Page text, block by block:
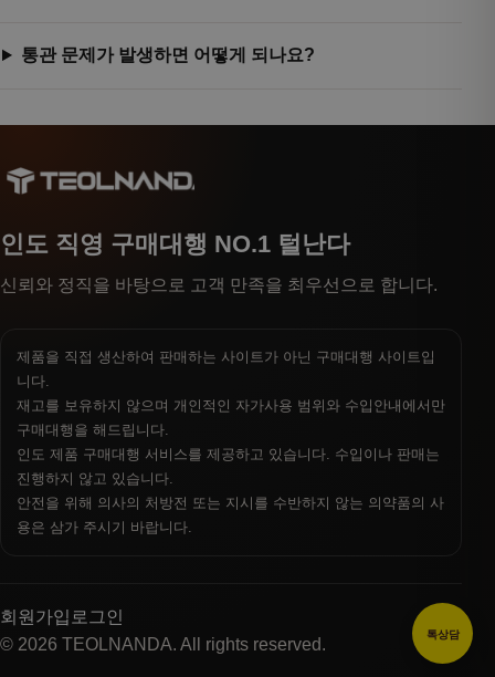
톡상담
통관 문제가 발생하면 어떻게 되나요?
인도 직영 구매대행 NO.1 털난다
신뢰와 정직을 바탕으로 고객 만족을 최우선으로 합니다.
제품을 직접 생산하여 판매하는 사이트가 아닌 구매대행 사이트입
니다.
재고를 보유하지 않으며 개인적인 자가사용 범위와 수입안내에서만
구매대행을 해드립니다.
인도 제품 구매대행 서비스를 제공하고 있습니다. 수입이나 판매는
진행하지 않고 있습니다.
안전을 위해 의사의 처방전 또는 지시를 수반하지 않는 의약품의 사
용은 삼가 주시기 바랍니다.
회원가입 로그인
© 2026 TEOLNANDA. All rights reserved.